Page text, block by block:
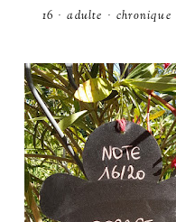
16 · adulte · chronique